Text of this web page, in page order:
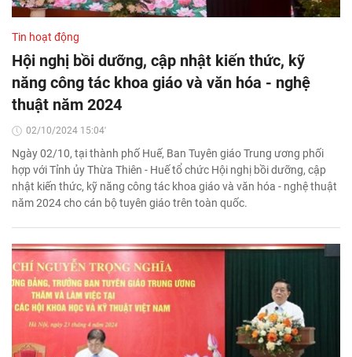
Tin hoạt động
Hội nghị bồi dưỡng, cập nhật kiến thức, kỹ
năng công tác khoa giáo và văn hóa - nghệ
thuật năm 2024
02/10/2024 15:04'
Ngày 02/10, tại thành phố Huế, Ban Tuyên giáo Trung ương phối
hợp với Tỉnh ủy Thừa Thiên - Huế tổ chức Hội nghị bồi dưỡng, cập
nhật kiến thức, kỹ năng công tác khoa giáo và văn hóa - nghệ thuật
năm 2024 cho cán bộ tuyên giáo trên toàn quốc.